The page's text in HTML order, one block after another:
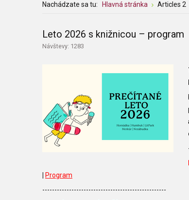
Nachádzate sa tu: Hlavná stránka Articles 2
Leto 2026 s knižnicou – program
Návštevy: 1283
Program
---------------------------------------------------